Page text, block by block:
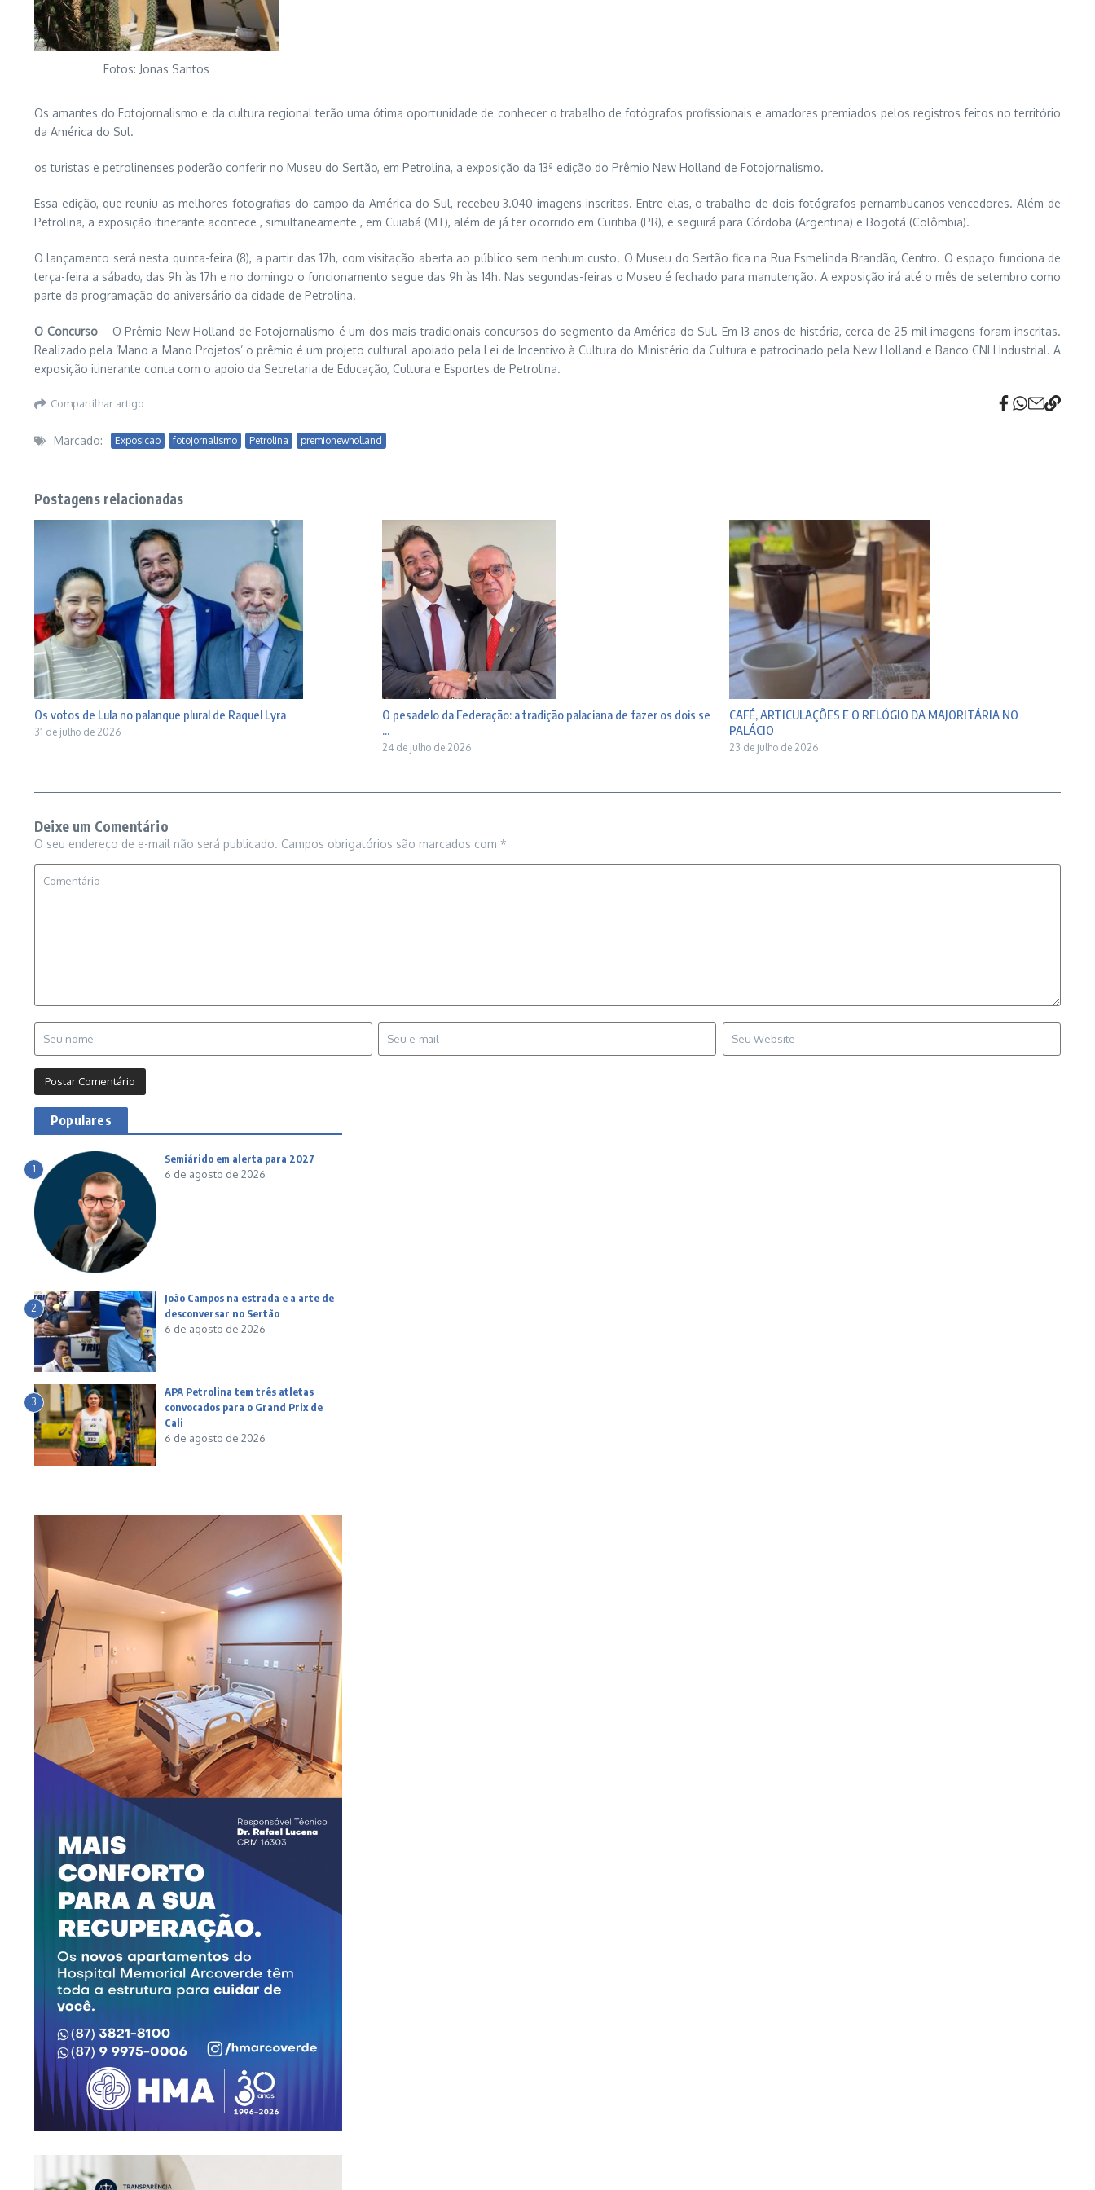
Fotos: Jonas Santos
Os amantes do Fotojornalismo e da cultura regional terão uma ótima oportunidade de conhecer o trabalho de fotógrafos profissionais e amadores premiados pelos registros feitos no território
da América do Sul.
os turistas e petrolinenses poderão conferir no Museu do Sertão, em Petrolina, a exposição da 13ª edição do Prêmio New Holland de Fotojornalismo.
Essa edição, que reuniu as melhores fotografias do campo da América do Sul, recebeu 3.040 imagens inscritas. Entre elas, o trabalho de dois fotógrafos pernambucanos vencedores. Além de
Petrolina, a exposição itinerante acontece , simultaneamente , em Cuiabá (MT), além de já ter ocorrido em Curitiba (PR), e seguirá para Córdoba (Argentina) e Bogotá (Colômbia).
O lançamento será nesta quinta-feira (8), a partir das 17h, com visitação aberta ao público sem nenhum custo. O Museu do Sertão fica na Rua Esmelinda Brandão, Centro. O espaço funciona de
terça-feira a sábado, das 9h às 17h e no domingo o funcionamento segue das 9h às 14h. Nas segundas-feiras o Museu é fechado para manutenção. A exposição irá até o mês de setembro como
parte da programação do aniversário da cidade de Petrolina.
O Concurso– O Prêmio New Holland de Fotojornalismo é um dos mais tradicionais concursos do segmento da América do Sul. Em 13 anos de história, cerca de 25 mil imagens foram inscritas.
Realizado pela ‘Mano a Mano Projetos’ o prêmio é um projeto cultural apoiado pela Lei de Incentivo à Cultura do Ministério da Cultura e patrocinado pela New Holland e Banco CNH Industrial. A
exposição itinerante conta com o apoio da Secretaria de Educação, Cultura e Esportes de Petrolina.
Compartilhar artigo
Marcado: Exposicao fotojornalismo Petrolina premionewholland
Postagens relacionadas
Os votos de Lula no palanque plural de Raquel Lyra
31 de julho de 2026
O pesadelo da Federação: a tradição palaciana de fazer os dois se
...
24 de julho de 2026
CAFÉ, ARTICULAÇÕES E O RELÓGIO DA MAJORITÁRIA NO
PALÁCIO
23 de julho de 2026
Deixe um Comentário
O seu endereço de e-mail não será publicado. Campos obrigatórios são marcados com *
Populares
1
Semiárido em alerta para 2027
6 de agosto de 2026
2
João Campos na estrada e a arte de
desconversar no Sertão
6 de agosto de 2026
3
APA Petrolina tem três atletas
convocados para o Grand Prix de
Cali
6 de agosto de 2026